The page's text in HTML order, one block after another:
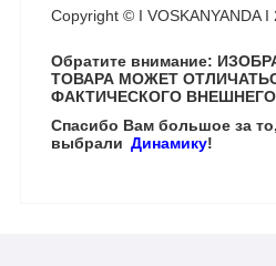
Copyright © I VOSKANYANDA I
Обратите внимание:
ТОВАРА МОЖЕТ
ФАКТИЧЕСКОГО
Спасибо Вам большое за
выбрали Динамику!